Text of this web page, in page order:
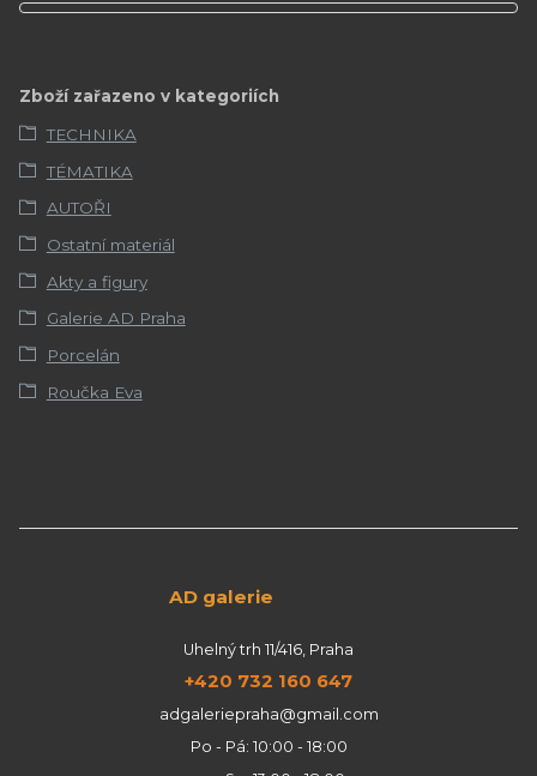
Zboží zařazeno v kategoriích
TECHNIKA
TÉMATIKA
AUTOŘI
Ostatní materiál
Akty a figury
Galerie AD Praha
Porcelán
Roučka Eva
AD galerie
Uhelný trh 11/416, Praha
+420 732 160 647
adgaleriepraha@gmail.com
Po - Pá: 10:00 - 18:00